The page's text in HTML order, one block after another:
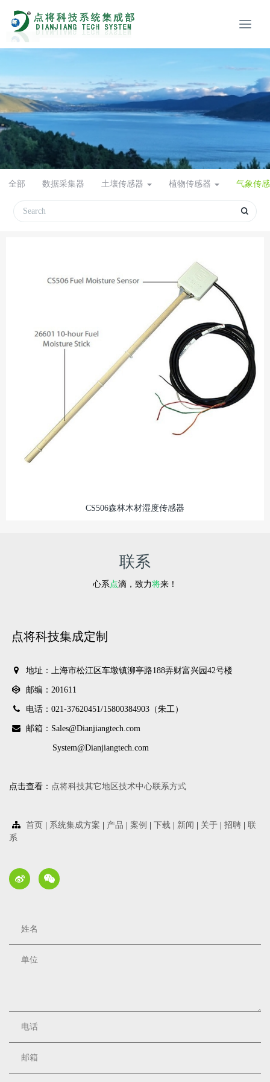
全部 数据采集器 土壤传感器 植物传感器 气象传
CS506森林木材湿度传感器
联系
心系点滴，致力将来！
点将科技集成定制
地址：上海市松江区车墩镇泖亭路188弄财富兴园42号楼
邮编：201611
电话：021-37620451/15800384903（朱工）
邮箱：Sales@Dianjiangtech.com
System@Dianjiangtech.com
点击查看： 点将科技其它地区技术中心联系方式
首页 系统集成方案 产品 案例 下载 新闻 关于 招聘
联
系